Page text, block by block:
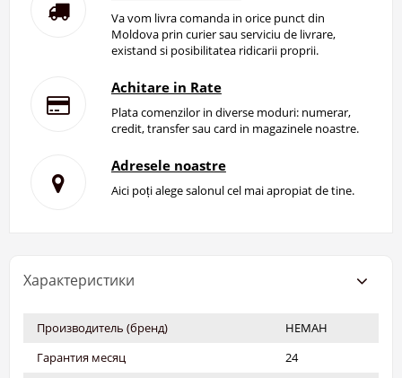
Va vom livra comanda in orice punct din
Moldova prin curier sau serviciu de livrare,
existand si posibilitatea ridicarii proprii.
Achitare in Rate
Plata comenzilor in diverse moduri: numerar,
credit, transfer sau card in magazinele noastre.
Adresele noastre
Aici poți alege salonul cel mai apropiat de tine.
Характеристики
Производитель (бренд)
НЕМАН
Гарантия месяц
24